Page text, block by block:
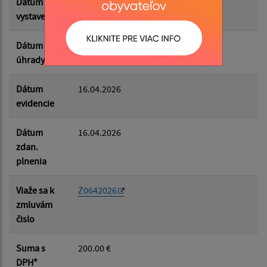
vystavenia
Dátum
úhrady
04.05.2026
Dátum
evidencie
16.04.2026
Dátum
zdan.
plnenia
16.04.2026
Viaže sa k
zmluvám
čislo
Z0642026
Suma s
DPH*
200.00 €